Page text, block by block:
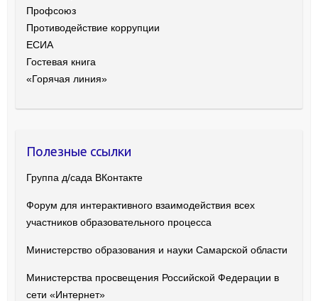
Профсоюз
Противодействие коррупции
ЕСИА
Гостевая книга
«Горячая линия»
Полезные ссылки
Группа д/сада ВКонтакте
Форум для интерактивного взаимодействия всех
участников образовательного процесса
Министерство образования и науки Самарской области
Министерства просвещения Российской Федерации в
сети «Интернет»